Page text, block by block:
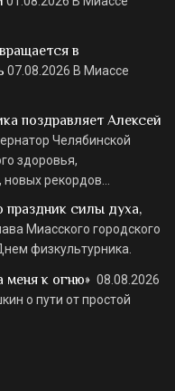
в
07.08.2026 В Миассе
поздравляет Алексей
Челябинской
здоровья,
новых рекордов…
силы духа,
Миасского городского
физкультурника.
меня к огню» 08.08.2026
о пути от простой